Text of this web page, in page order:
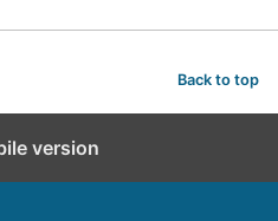
Back to top
version